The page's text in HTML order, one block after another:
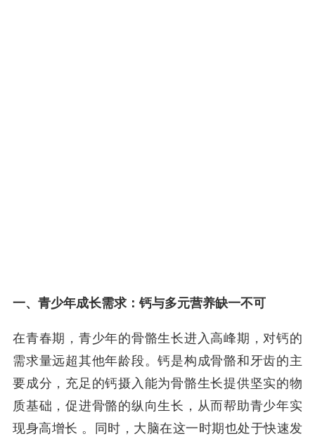
一、青少年成长需求：钙与多元营养缺一不可
在青春期，青少年的骨骼生长进入高峰期，对钙的
需求量远超其他年龄段。钙是构成骨骼和牙齿的主
要成分，充足的钙摄入能为骨骼生长提供坚实的物
质基础，促进骨骼的纵向生长，从而帮助青少年实
现身高增长 。同时，大脑在这一时期也处于快速发